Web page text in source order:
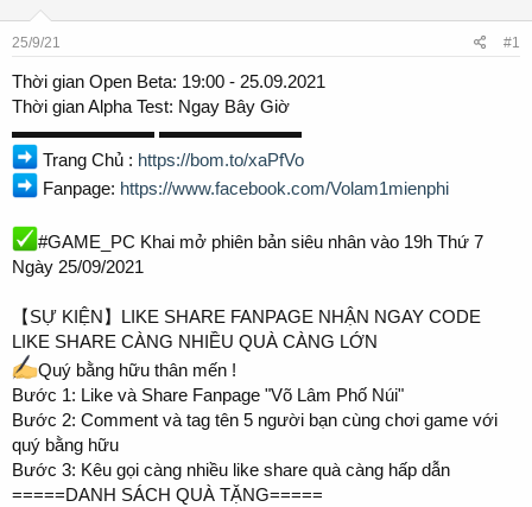
s
a
t
e
r
e
25/9/21 #1
Thời gian Open Beta: 19:00 - 25.09.2021
Thời gian Alpha Test: Ngay Bây Giờ
▬▬▬▬▬▬▬▬ ▬▬▬▬▬▬▬▬
Trang Chủ : https://bom.to/xaPfVo
Fanpage: https://www.facebook.com/Volam1mienphi
#GAME_PC Khai mở phiên bản siêu nhân vào 19h Thứ 7
Ngày 25/09/2021
【SỰ KIỆN】LIKE SHARE FANPAGE NHẬN NGAY CODE
LIKE SHARE CÀNG NHIỀU QUÀ CÀNG LỚN
Quý bằng hữu thân mến !
Bước 1: Like và Share Fanpage "Võ Lâm Phố Núi"
Bước 2: Comment và tag tên 5 người bạn cùng chơi game với
quý bằng hữu
Bước 3: Kêu gọi càng nhiều like share quà càng hấp dẫn
=====DANH SÁCH QUÀ TẶNG=====